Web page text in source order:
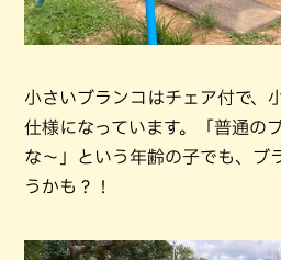
小さいブランコはチェア付で、
仕様になっています。「普通の
な〜」という年齢の子でも、ブ
うかも？！